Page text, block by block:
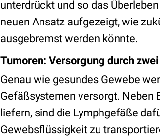
unterdrückt und so das
neuen Ansatz aufgezeigt, wie
ausgebremst werden könnte.
Tumoren: Versorgung durch
Genau wie gesundes Gewebe
Gefäßsystemen versorgt.
liefern, sind die Lymphgefäße
Gewebsflüssigkeit zu